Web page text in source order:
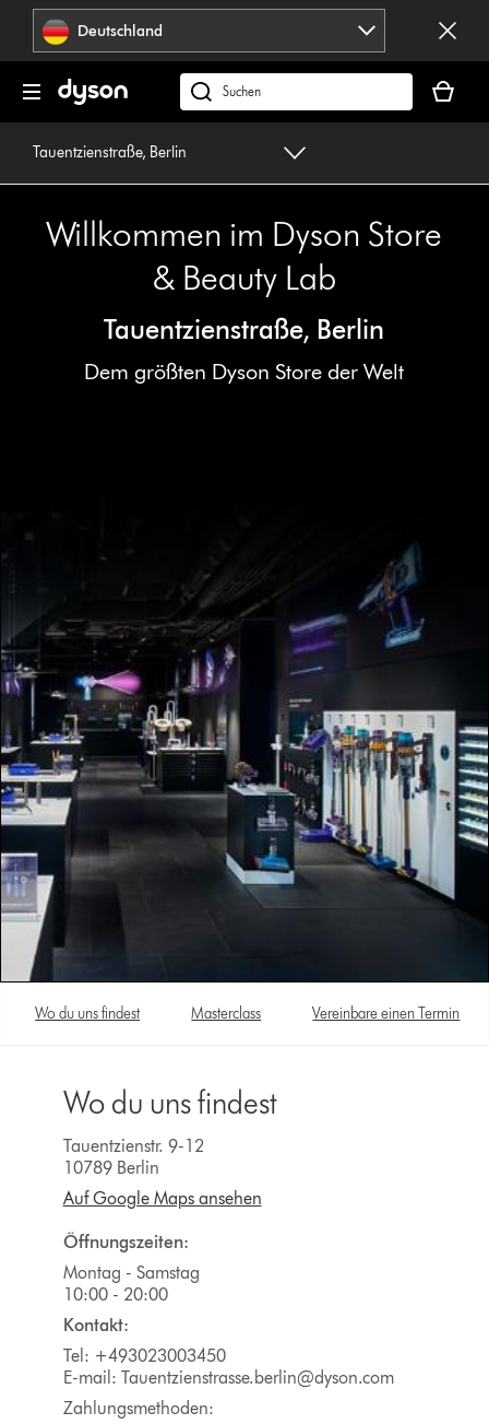
Navigation
überspringenDeutschland
dyson.de
durchsuchen
ist
Tauentzienstraße, Berlin
Willkommen im Dyson Store
& Beauty Lab
Tauentzienstraße, Berlin
Dem größten Dyson Store der Welt
Wo du uns findest Masterclass Vereinbare einen Termin
Wo du uns findest
Tauentzienstr. 9-12
10789 Berlin
Auf Google Maps ansehen
Öffnungszeiten:
Montag - Samstag
10:00 - 20:00
Kontakt:
Tel: +493023003450
E-mail: Tauentzienstrasse.berlin@dyson.com
Zahlungsmethoden: